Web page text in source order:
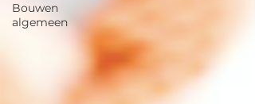
Bouwen
algemeen